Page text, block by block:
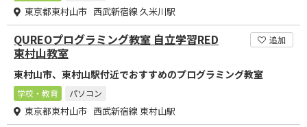
東京都東村山市 西武新宿線 久米川駅
QUREOプログラミング教室 自立学習RED
東村山教室
追加
東村山市、東村山駅付近でおすすめのプログラミング教室
学校・教育 パソコン
東京都東村山市 西武新宿線 東村山駅